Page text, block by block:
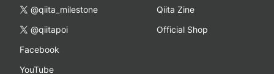
@qiita_milestone
@qiitapoi
Facebook
YouTube
Qiita Zine
Official Shop